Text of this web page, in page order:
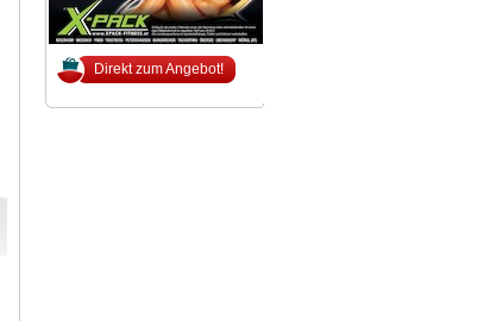
Direkt zum Angebot!